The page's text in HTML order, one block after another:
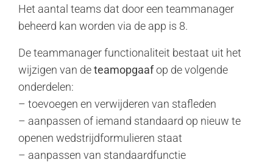
Het aantal teams dat door een teammanager
beheerd kan worden via de app is 8.
De teammanager functionaliteit bestaat uit het
wijzigen van deteamopgaafop de volgende
onderdelen:
– toevoegen en verwijderen van stafleden
– aanpassen of iemand standaard op nieuw te
openen wedstrijdformulieren staat
– aanpassen van standaardfunctie